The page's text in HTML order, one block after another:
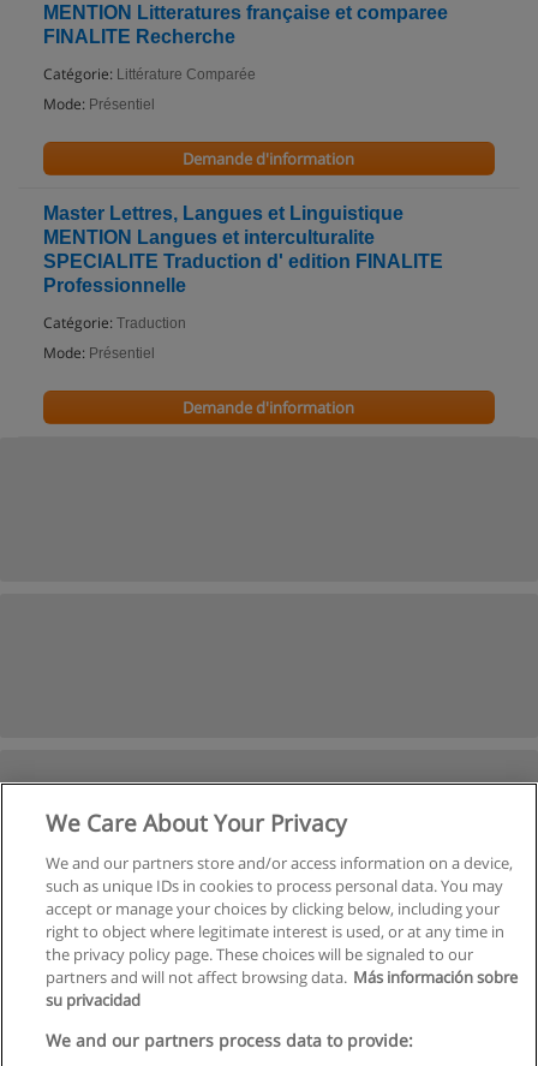
MENTION Litteratures française et comparee
FINALITE Recherche
Catégorie: Littérature Comparée
Mode: Présentiel
Demande d'information
Master Lettres, Langues et Linguistique
MENTION Langues et interculturalite
SPECIALITE Traduction d' edition FINALITE
Professionnelle
Catégorie: Traduction
Mode: Présentiel
Demande d'information
Règles d'utilisation
We Care About Your Privacy
We and our partners store and/or access information on a device,
such as unique IDs in cookies to process personal data. You may
accept or manage your choices by clicking below, including your
right to object where legitimate interest is used, or at any time in
the privacy policy page. These choices will be signaled to our
partners and will not affect browsing data. Más información sobre
su privacidad
We and our partners process data to provide: